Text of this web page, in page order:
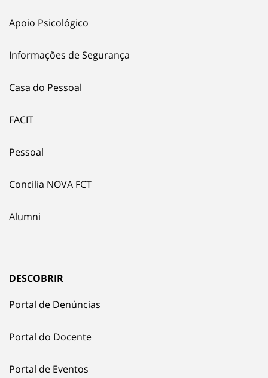
Apoio Psicológico
Informações de Segurança
Casa do Pessoal
FACIT
Pessoal
Concilia NOVA FCT
Alumni
DESCOBRIR
Portal de Denúncias
Portal do Docente
Portal de Eventos